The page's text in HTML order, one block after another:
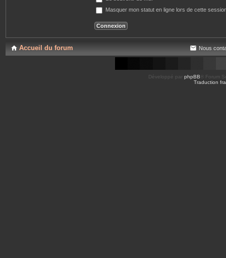
Masquer mon statut en ligne lors de cette
Accueil du forum Nous
Développé par phpBB ® Forum
Traduction